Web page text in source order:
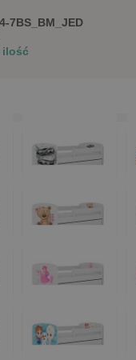
7BS_BM_JED
ilość